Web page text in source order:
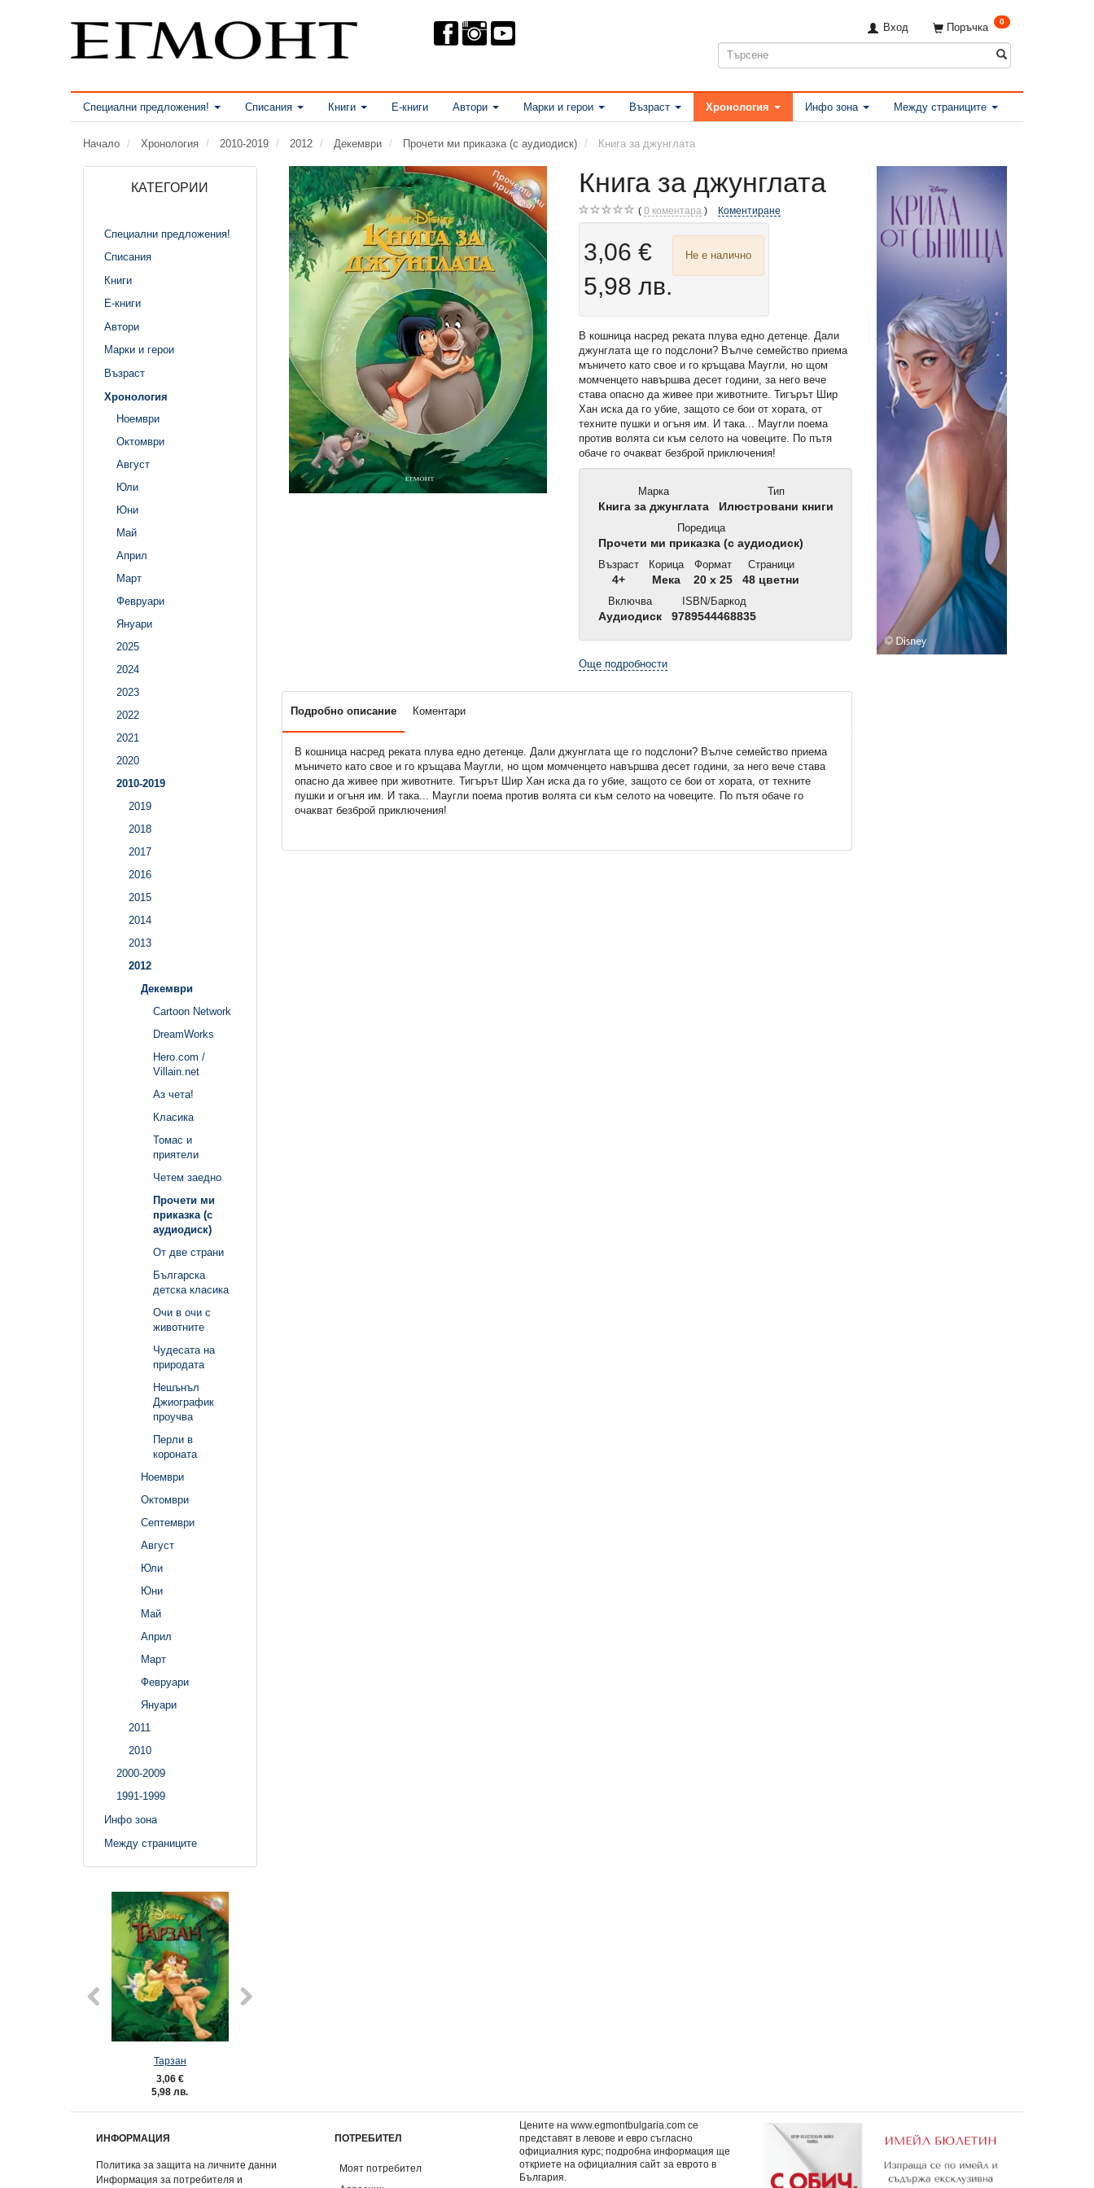
Поръчка 0
Вход
Специални предложения! Списания Книги Е-книги Автори Марки и герои Възраст Хронология Инфо зона Между страниците
Начало Хронология 2010-2019 2012 Декември Прочети ми приказка (с аудиодиск) Книга за джунглата
КАТЕГОРИИ
Специални предложения!
Списания
Книги
Е-книги
Автори
Марки и герои
Възраст
Хронология
Ноември
Октомври
Август
Юли
Юни
Май
Април
Март
Февруари
Януари
2025
2024
2023
2022
2021
2020
2010-2019
2019
2018
2017
2016
2015
2014
2013
2012
Декември
Cartoon Network
DreamWorks
Hero.com /
Villain.net
Аз чета!
Класика
Томас и
приятели
Четем заедно
Прочети ми
приказка (с
аудиодиск)
От две страни
Българска
детска класика
Очи в очи с
животните
Чудесата на
природата
Нешънъл
Джиографик
проучва
Перли в
короната
Ноември
Октомври
Септември
Август
Юли
Юни
Май
Април
Март
Февруари
Януари
2011
2010
2000-2009
1991-1999
Инфо зона
Между страниците
Тарзан
3,06 €
5,98 лв.
Книга за джунглата
0 коментара Коментиране
3,06 €
5,98 лв.
Не е налично
В кошница насред реката плува едно детенце. Дали
джунглата ще го подслони? Вълче семейство приема
мъничето като свое и го кръщава Маугли, но щом
момченцето навършва десет години, за него вече
става опасно да живее при животните. Тигърът Шир
Хан иска да го убие, защото се бои от хората, от
техните пушки и огъня им. И така... Маугли поема
против волята си към селото на човеците. По пътя
обаче го очакват безброй приключения!
Марка
Книга за джунглата
Тип
Илюстровани книги
Поредица
Прочети ми приказка (с аудиодиск)
Възраст
4+
Корица
Мека
Формат
20 x 25
Страници
48 цветни
Включва
Аудиодиск
ISBN/Баркод
9789544468835
Още подробности
Подробно описание Коментари
В кошница насред реката плува едно детенце. Дали джунглата ще го подслони? Вълче семейство приема
мъничето като свое и го кръщава Маугли, но щом момченцето навършва десет години, за него вече става
опасно да живее при животните. Тигърът Шир Хан иска да го убие, защото се бои от хората, от техните
пушки и огъня им. И така... Маугли поема против волята си към селото на човеците. По пътя обаче го
очакват безброй приключения!
ИНФОРМАЦИЯ
Политика за защита на личните данни
Информация за потребителя и
ПОТРЕБИТЕЛ
Моят потребител
Цените на www.egmontbulgaria.com се
представят в левове и евро съгласно
официалния курс; подробна информация ще
откриете наофициалния сайт за еврото в
България